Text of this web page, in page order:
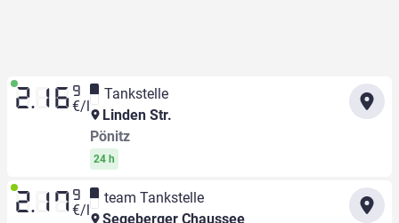
2.16 9
€/l
Tankstelle
Linden Str.
Pönitz
24 h
2.17 9
€/l
team Tankstelle
Segeberger Chaussee